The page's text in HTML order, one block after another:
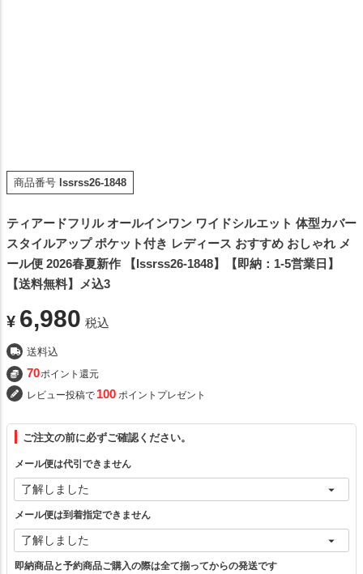
M（1）
ブラック カートに入れる
商品番号 lssrss26-1848
ティアードフリル オールインワン ワイドシルエット 体型カバー
スタイルアップ ポケット付き レディース おすすめ おしゃれ メ
ール便 2026春夏新作 【lssrss26-1848】【即納：1-5営業日】
【送料無料】メ込3
¥ 6,980 税込
送料込
70ポイント還元
レビュー投稿で 100 ポイントプレゼント
ご注文の前に必ずご確認ください。
メール便は代引できません
メール便は到着指定できません
即納商品と予約商品ご購入の際は全て揃ってからの発送です